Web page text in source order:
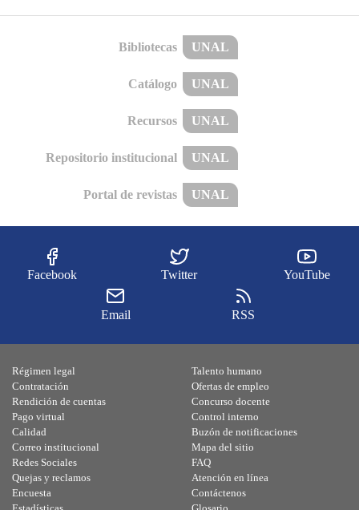
Bibliotecas UNAL
Catálogo UNAL
Recursos UNAL
Repositorio institucional UNAL
Portal de revistas UNAL
Facebook Twitter YouTube
Email RSS
Régimen legal
Contratación
Rendición de cuentas
Pago virtual
Calidad
Talento humano
Ofertas de empleo
Concurso docente
Control interno
Buzón de notificaciones
Correo institucional
Redes Sociales
Quejas y reclamos
Encuesta
Mapa del sitio
FAQ
Atención en línea
Contáctenos